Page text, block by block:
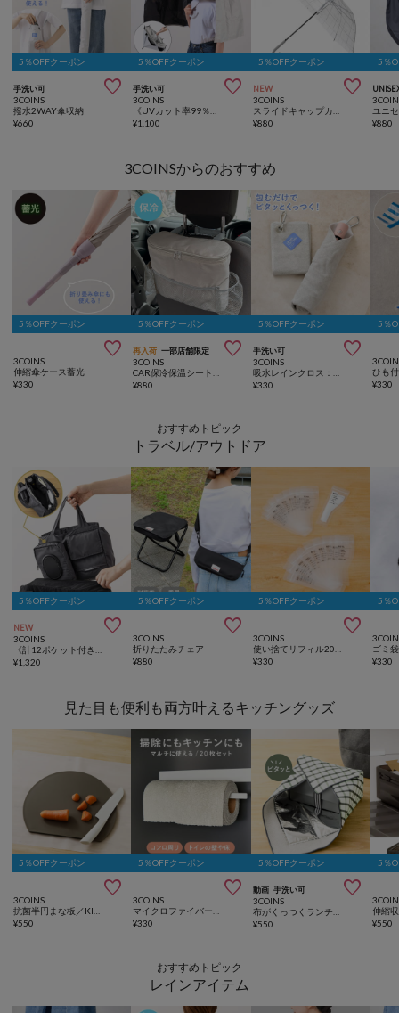
5％OFFクーポン
手洗い可 
3COINS
撥水2WAY傘収納
¥660
5％OFFクーポン
手洗い可 
3COINS
¥1,100
5％OFFクーポン
NEW 
3COINS
¥880
5％
¥880
3COINSからのおすすめ
5％OFFクーポン

3COINS
伸縮傘ケース蓄光
¥330
5％OFFクーポン
再入荷 一部店舗限定 
3COINS
¥880
5％OFFクーポン
手洗い可 
3COINS
¥330
5％
¥330
おすすめトピック
トラベル/アウトドア
5％OFFクーポン
NEW 
3COINS
¥1,320
5％OFFクーポン

3COINS
折りたたみチェア
¥880
5％OFFクーポン

3COINS
¥330
5％
ゴミ
¥330
見た目も便利も両方叶えるキッチングッズ
5％OFFクーポン

3COINS
¥550
5％OFFクーポン

3COINS
¥330
5％OFFクーポン
動画 手洗い可 
3COINS
¥550
5％
¥550
おすすめトピック
レインアイテム